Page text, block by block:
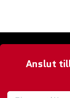
Anslut